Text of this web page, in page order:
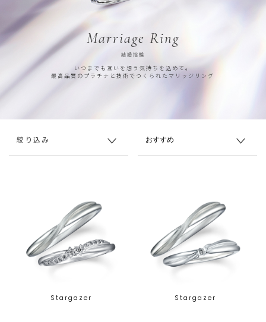
Marriage Ring
結婚指輪
いつまでも互いを想う気持ちを込めて。
最高品質のプラチナと技術でつくられたマリッジリング
絞り込み
Stargazer Stargazer